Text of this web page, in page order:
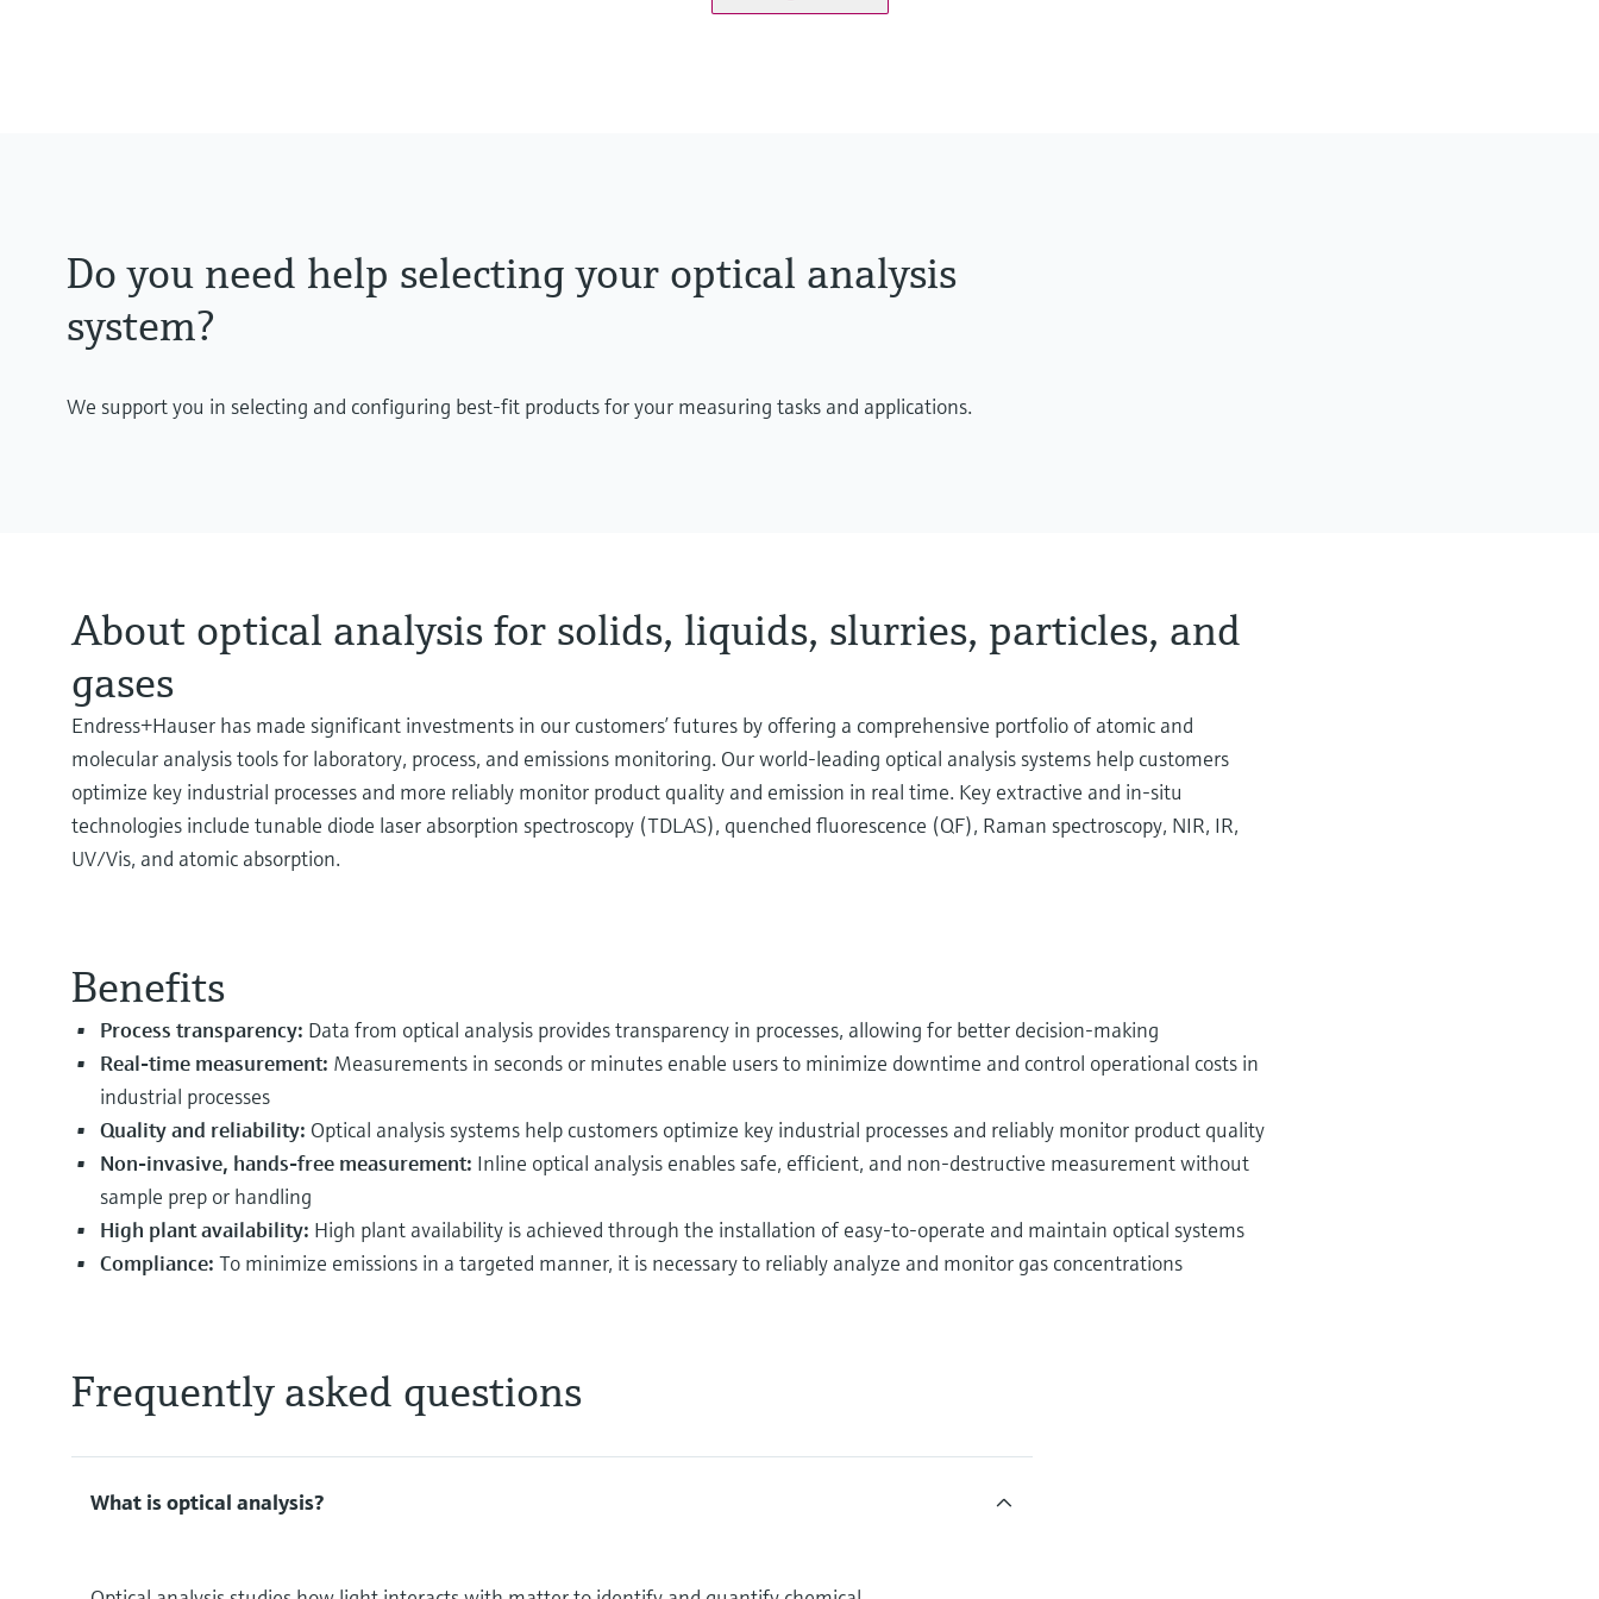
Do you need help selecting your optical analysis
system?
We support you in selecting and configuring best-fit products for your measuring tasks and applications.
About optical analysis for solids, liquids, slurries, particles, and
gases
Endress+Hauser has made significant investments in our customers’ futures by offering a comprehensive portfolio of atomic and
molecular analysis tools for laboratory, process, and emissions monitoring. Our world-leading optical analysis systems help customers
optimize key industrial processes and more reliably monitor product quality and emission in real time. Key extractive and in-situ
technologies include tunable diode laser absorption spectroscopy (TDLAS), quenched fluorescence (QF), Raman spectroscopy, NIR, IR,
UV/Vis, and atomic absorption.
Benefits
Process transparency: Data from optical analysis provides transparency in processes, allowing for better decision-making
Real-time measurement: Measurements in seconds or minutes enable users to minimize downtime and control operational costs in
industrial processes
Quality and reliability: Optical analysis systems help customers optimize key industrial processes and reliably monitor product quality
Non-invasive, hands-free measurement: Inline optical analysis enables safe, efficient, and non-destructive measurement without
sample prep or handling
High plant availability: High plant availability is achieved through the installation of easy-to-operate and maintain optical systems
Compliance: To minimize emissions in a targeted manner, it is necessary to reliably analyze and monitor gas concentrations
Frequently asked questions
What is optical analysis?